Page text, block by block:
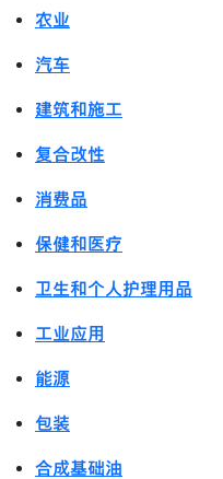
农业
汽车
建筑和施工
复合改性
消费品
保健和医疗
卫生和个人护理用品
工业应用
能源
包装
合成基础油